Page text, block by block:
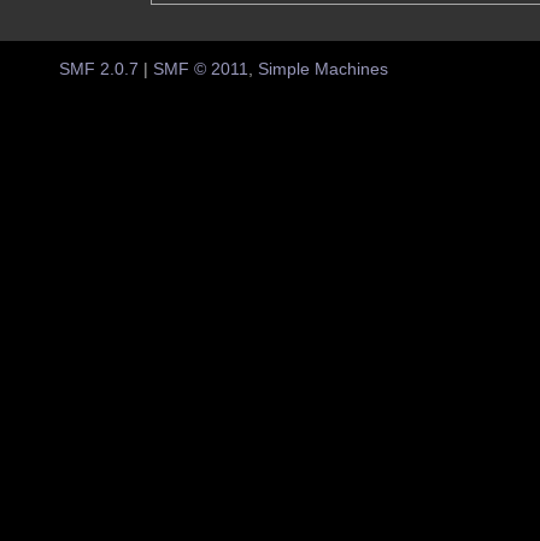
SMF 2.0.7 SMF © 2011, Simple Machines